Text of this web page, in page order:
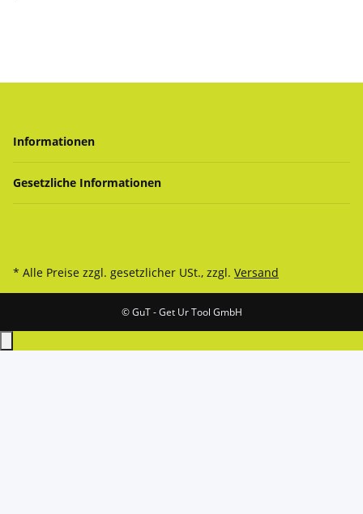
Informationen
Gesetzliche Informationen
* Alle Preise zzgl. gesetzlicher USt., zzgl. Versand
© GuT - Get Ur Tool GmbH